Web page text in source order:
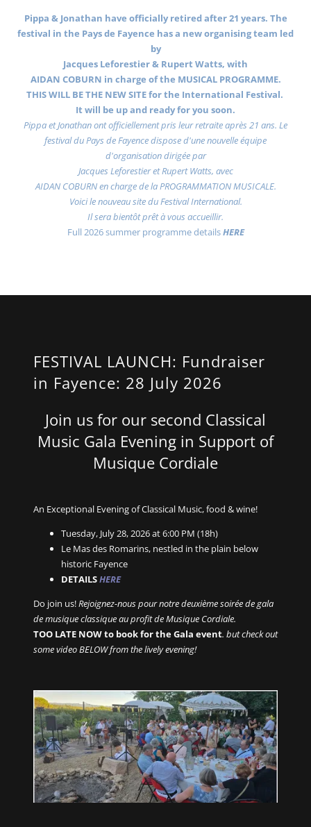
Pippa & Jonathan have officially retired after 21 years. The
festival in the Pays de Fayence has a new organising team led
by
Jacques Leforestier & Rupert Watts, with
AIDAN COBURN in charge of the MUSICAL PROGRAMME.
THIS WILL BE THE NEW SITE for the International Festival.
It will be up and ready for you soon.
Pippa et Jonathan ont officiellement pris leur retraite après 21 ans. Le
festival du Pays de Fayence dispose d'une nouvelle équipe
d'organisation dirigée par
Jacques Leforestier et Rupert Watts, avec
AIDAN COBURN en charge de la PROGRAMMATION MUSICALE.
Voici le nouveau site du Festival International.
Il sera bientôt prêt à vous accueillir.
Full 2026 summer programme detailsHERE
FESTIVAL LAUNCH: Fundraiser
in Fayence: 28 July 2026
Join us for our second Classical
Music Gala Evening in Support of
Musique Cordiale
An Exceptional Evening of Classical Music, food & wine!
Tuesday, July 28, 2026 at 6:00 PM (18h)
Le Mas des Romarins, nestled in the plain below
historic Fayence
DETAILSHERE
Do join us!Rejoignez-nous pour notre deuxième soirée de gala
de musique classique au profit de Musique Cordiale.
TOO LATE NOW to book for the Gala event. but check out
some video BELOW from the lively evening!